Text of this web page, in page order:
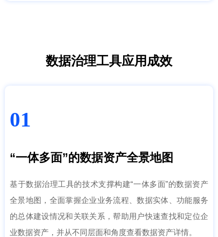
数据治理工具应用成效
“一体多面”的数据资产全景地图
基于数据治理工具的技术支撑构建“一体多面”的数据资产
全景地图，全面掌握企业业务流程、数据实体、功能服务
的总体建设情况和关联关系，帮助用户快速查找和定位企
业数据资产，并从不同层面和角度查看数据资产详情。
01